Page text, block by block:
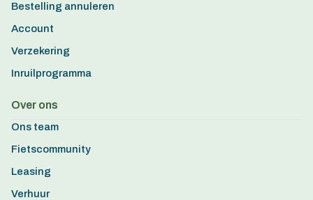
Bestelling annuleren
Account
Verzekering
Inruilprogramma
Over ons
Ons team
Fietscommunity
Leasing
Verhuur